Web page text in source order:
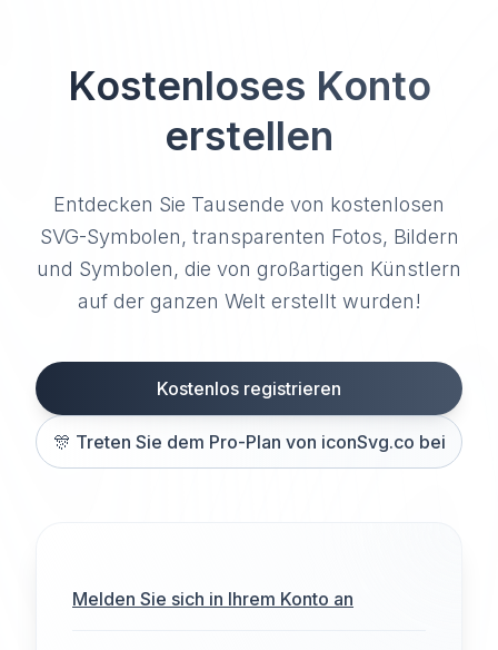
Kostenloses Konto
erstellen
Entdecken Sie Tausende von kostenlosen
SVG-Symbolen, transparenten Fotos, Bildern
und Symbolen, die von großartigen Künstlern
auf der ganzen Welt erstellt wurden!
Kostenlos registrieren
🎊 Treten Sie dem Pro-Plan von iconSvg.co bei
Melden Sie sich in Ihrem Konto an